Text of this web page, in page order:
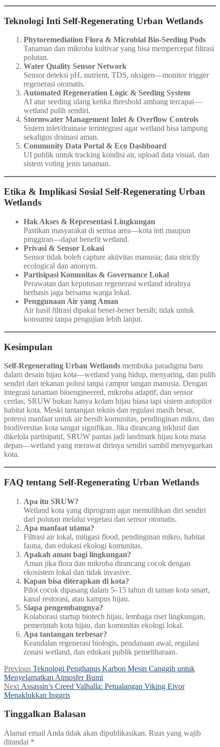
Teknologi Inti Self‑Regenerating Urban Wetlands
Phytoremediation Flora & Microbial Bio-Seeding Pods
Tanaman dan mikroba kultivar yang bisa mempercepat filtrasi
polutan.
Water Quality Sensor Network
Sensor deteksi pH, nutrient, TDS, oksigen—monitor trigger
regenerasi otomatis.
Automated Regeneration Logic & Seeding System
AI atur seeding ulang ketika threshold ambang tercapai—
wetland pulih sendiri.
Stormwater Management Inlet & Overflow Controls
Sistem inlet/drainase terintegrasi agar wetland bisa tampung
sekaligus drainasi aman.
Community Data Portal & Eco Dashboard
UI publik untuk tracking kondisi air, upload data visual, dan
sistem voting jenis tanaman.
Etika & Implikasi Sosial Self‑Regenerating Urban
Wetlands
Hak Akses & Representasi Lingkungan
Pastikan masyarakat di semua area—kota inti maupun
pinggiran—dapat benefit wetland.
Privasi & Sensor Lokasi
Sensor tidak boleh capture aktivitas manusia; data strictly
ecological dan anonym.
Partisipasi Komunitas & Governance Lokal
Perawatan dan keputusan regenerasi wetland idealnya
berbasis jaga bersama warga lokal.
Penggunaan Air yang Aman
Air hasil filtrasi dipakai bener-bener bersih; tidak untuk
konsumsi tanpa pengujian lebih lanjut.
Kesimpulan
Self‑Regenerating Urban Wetlands membuka paradigma baru
dalam desain hijau kota—wetland yang hidup, menyaring, dan pulih
sendiri dari tekanan polusi tanpa campur tangan manusia. Dengan
integrasi tanaman bioengineered, mikroba adaptif, dan sensor
cerdas, SRUW bukan hanya kolam hijau biasa tapi sistem autopilot
habitat kota. Meski tantangan teknis dan regulasi masih besar,
potensi manfaat untuk air bersih komunitas, pendinginan mikro, dan
biodiversitas kota sangat signifikan. Jika dirancang inklusif dan
dikelola partisipatif, SRUW pantas jadi landmark hijau kota masa
depan—wetland yang merawat dirinya sendiri sambil menyegarkan
kota.
FAQ tentang Self‑Regenerating Urban Wetlands
Apa itu SRUW?
Wetland kota yang diprogram agar memulihkan diri sendiri
dari polutan melalui vegetasi dan sensor otomatis.
Apa manfaat utama?
Filtrasi air lokal, mitigasi flood, pendinginan mikro, habitat
fauna, dan edukasi ekologi komunitas.
Apakah aman bagi lingkungan?
Aman jika flora dan mikroba dirancang cocok dengan
ekosistem lokal dan tidak invasive.
Kapan bisa diterapkan di kota?
Pilot cocok dipasang dalam 5–15 tahun di taman kota smart,
kanal restorasi, atau kampus hijau.
Siapa pengembangnya?
Kolaborasi startup biotech hijau, lembaga riset lingkungan,
pemerintah kota hijau, dan komunitas ekologi lokal.
Apa tantangan terbesar?
Keandalan regenerasi biologis, pendanaan awal, regulasi
zonasi wetland, dan edukasi publik pemeliharaan.
Navigasi
pos
Previous Previous
post:
Teknologi Penghapus Karbon Mesin Canggih untuk
Menyelamatkan Atmosfer Bumi
Next Next
post:
Assassin’s Creed Valhalla: Petualangan Viking Eivor
Menaklukkan Inggris
Tinggalkan Balasan
Alamat email Anda tidak akan dipublikasikan. Ruas yang wajib
ditandai *